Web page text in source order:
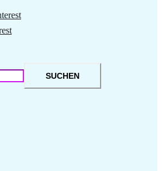
SUCHEN